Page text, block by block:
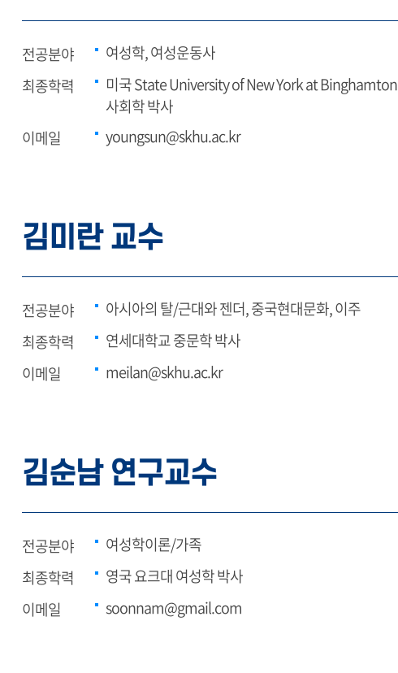
전공분야
여성학, 여성운동사
최종학력
미국 State University of New York at Binghamton
사회학 박사
이메일
youngsun@skhu.ac.kr
김미란 교수
전공분야
아시아의 탈/근대와 젠더, 중국현대문화, 이주
최종학력
연세대학교 중문학 박사
이메일
meilan@skhu.ac.kr
김순남 연구교수
전공분야
여성학이론/가족
최종학력
영국 요크대 여성학 박사
이메일
soonnam@gmail.com